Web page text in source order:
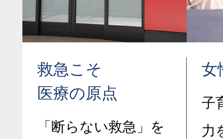
救急こそ
医療の原点
「断らない救急」を
女
子
力